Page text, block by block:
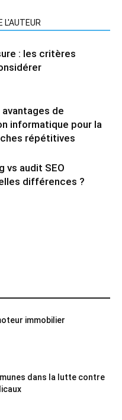
L'AUTEUR
: les critères
de
informatique pour la
répétitives
vs audit SEO
différences ?
immobilier
dans la lutte contre